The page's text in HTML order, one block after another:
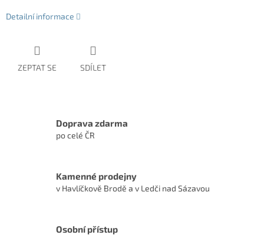
Detailní informace
ZEPTAT SE SDÍLET
Doprava zdarma
po celé ČR
Kamenné prodejny
v Havlíčkově Brodě a v Ledči nad Sázavou
Osobní přístup